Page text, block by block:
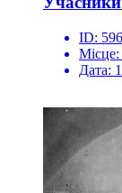
ID:
Місце:
Дата: